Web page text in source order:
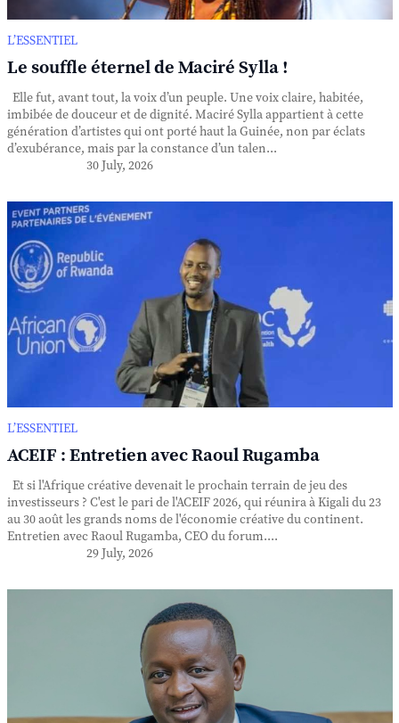
L’ESSENTIEL
Le souffle éternel de Maciré Sylla !
Elle fut, avant tout, la voix d’un peuple. Une voix claire, habitée,
imbibée de douceur et de dignité. Maciré Sylla appartient à cette
génération d’artistes qui ont porté haut la Guinée, non par éclats
d’exubérance, mais par la constance d’un talen...
30 July, 2026
L’ESSENTIEL
ACEIF : Entretien avec Raoul Rugamba
Et si l'Afrique créative devenait le prochain terrain de jeu des
investisseurs ? C'est le pari de l'ACEIF 2026, qui réunira à Kigali du 23
au 30 août les grands noms de l'économie créative du continent.
Entretien avec Raoul Rugamba, CEO du forum....
29 July, 2026